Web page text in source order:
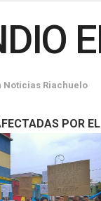
Noticias Riachuelo
POR